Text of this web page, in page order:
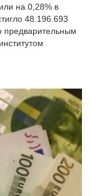
на 0,28% в
48.196.693
предварительным